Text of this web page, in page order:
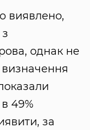
виявлено,
однак не
49%
за